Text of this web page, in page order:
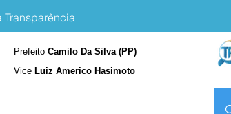
Transparência
Prefeito Camilo Da Silva (PP)
Vice Luiz Americo Hasimoto